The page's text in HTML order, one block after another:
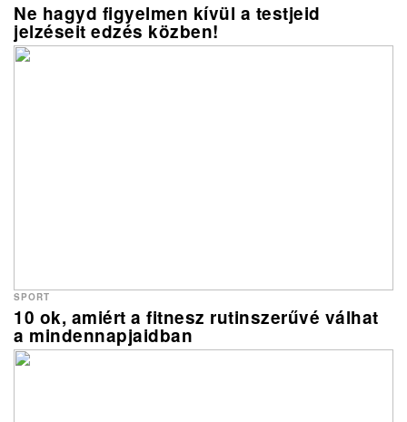
Ne hagyd figyelmen kívül a testjeid
jelzéseit edzés közben!
10 ok, amiért a fitnesz rutinszerűvé válhat
a mindennapjaidban
SPORT